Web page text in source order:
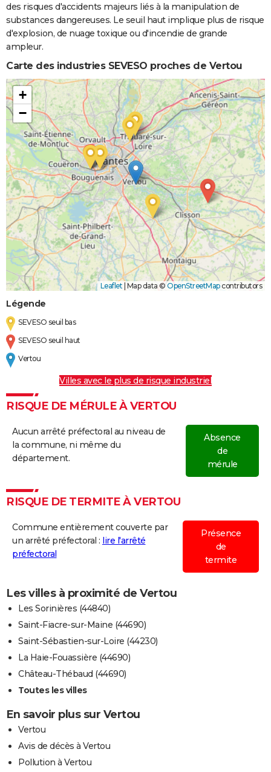
des risques d'accidents majeurs liés à la manipulation de
substances dangereuses. Le seuil haut implique plus de risque
d'explosion, de nuage toxique ou d'incendie de grande
ampleur.
Carte des industries SEVESO proches de Vertou
+
−
Leaflet | Map data © OpenStreetMapcontributors
Légende
SEVESO seuil bas
SEVESO seuil haut
Vertou
Villes avec le plus de risque industriel
RISQUE DE MÉRULE À VERTOU
Aucun arrêté préfectoral au niveau de
la commune, ni même du
département.
Absence
de
mérule
RISQUE DE TERMITE À VERTOU
Commune entièrement couverte par
un arrêté préfectoral : lire l'arrêté
préfectoral
Présence
de
termite
Les villes à proximité de Vertou
Les Sorinières (44840)
Saint-Fiacre-sur-Maine (44690)
Saint-Sébastien-sur-Loire (44230)
La Haie-Fouassière (44690)
Château-Thébaud (44690)
Toutes les villes
En savoir plus sur Vertou
Vertou
Avis de décès à Vertou
Pollution à Vertou